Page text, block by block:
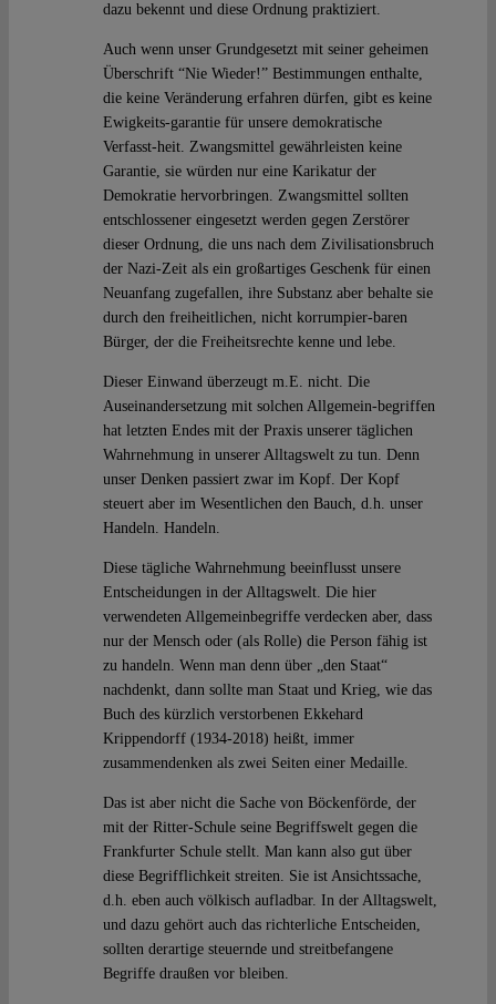
dazu bekennt und diese Ordnung praktiziert.
Auch wenn unser Grundgesetzt mit seiner geheimen
Überschrift “Nie Wieder!” Bestimmungen enthalte,
die keine Veränderung erfahren dürfen, gibt es keine
Ewigkeits-garantie für unsere demokratische
Verfasst-heit. Zwangsmittel gewährleisten keine
Garantie, sie würden nur eine Karikatur der
Demokratie hervorbringen. Zwangsmittel sollten
entschlossener eingesetzt werden gegen Zerstörer
dieser Ordnung, die uns nach dem Zivilisationsbruch
der Nazi-Zeit als ein großartiges Geschenk für einen
Neuanfang zugefallen, ihre Substanz aber behalte sie
durch den freiheitlichen, nicht korrumpier-baren
Bürger, der die Freiheitsrechte kenne und lebe.
Dieser Einwand überzeugt m.E. nicht. Die
Auseinandersetzung mit solchen Allgemein-begriffen
hat letzten Endes mit der Praxis unserer täglichen
Wahrnehmung in unserer Alltagswelt zu tun. Denn
unser Denken passiert zwar im Kopf. Der Kopf
steuert aber im Wesentlichen den Bauch, d.h. unser
Handeln. Handeln.
Diese tägliche Wahrnehmung beeinflusst unsere
Entscheidungen in der Alltagswelt. Die hier
verwendeten Allgemeinbegriffe verdecken aber, dass
nur der Mensch oder (als Rolle) die Person fähig ist
zu handeln. Wenn man denn über „den Staat“
nachdenkt, dann sollte man Staat und Krieg, wie das
Buch des kürzlich verstorbenen Ekkehard
Krippendorff (1934-2018) heißt, immer
zusammendenken als zwei Seiten einer Medaille.
Das ist aber nicht die Sache von Böckenförde, der
mit der Ritter-Schule seine Begriffswelt gegen die
Frankfurter Schule stellt. Man kann also gut über
diese Begrifflichkeit streiten. Sie ist Ansichtssache,
d.h. eben auch völkisch aufladbar. In der Alltagswelt,
und dazu gehört auch das richterliche Entscheiden,
sollten derartige steuernde und streitbefangene
Begriffe draußen vor bleiben.